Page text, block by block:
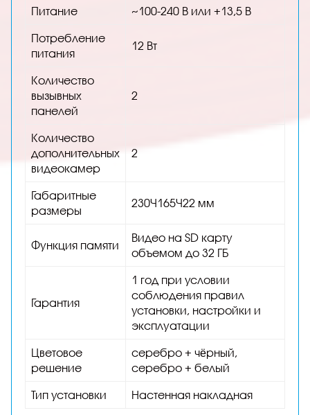
Питание ~100-240 В или +13,5 В
Потребление
питания
12 Вт
Количество
вызывных
панелей
2
Количество
дополнительных
видеокамер
2
Габаритные
размеры
230×165×22 мм
Функция памяти
Видео на SD карту
объемом до 32 ГБ
Гарантия
1 год при условии
соблюдения правил
установки, настройки и
эксплуатации
Цветовое
решение
серебро + чёрный,
серебро + белый
Тип установки Настенная накладная